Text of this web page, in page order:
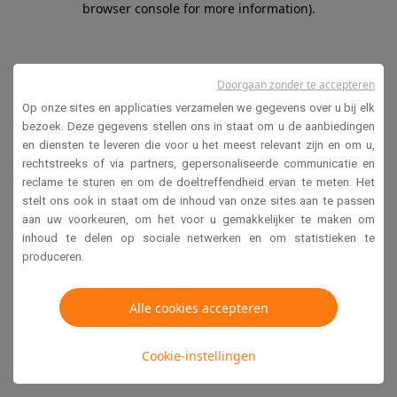
browser console for more information).
Op onze sites en applicaties verzamelen we gegevens over u bij elk
bezoek. Deze gegevens stellen ons in staat om u de aanbiedingen
en diensten te leveren die voor u het meest relevant zijn en om u,
rechtstreeks of via partners, gepersonaliseerde communicatie en
reclame te sturen en om de doeltreffendheid ervan te meten. Het
stelt ons ook in staat om de inhoud van onze sites aan te passen
aan uw voorkeuren, om het voor u gemakkelijker te maken om
inhoud te delen op sociale netwerken en om statistieken te
produceren.
Alle cookies accepteren
Cookie-instellingen
Doorgaan zonder te accepteren